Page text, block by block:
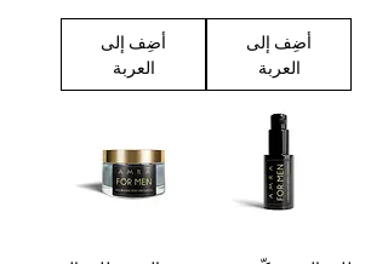
أضِف إلى
العربة
أضِف إلى
العربة